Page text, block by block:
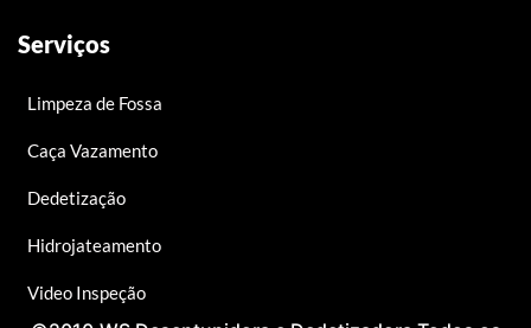
Serviços
Limpeza de Fossa
Caça Vazamento
Dedetização
Hidrojateamento
Video Inspeção